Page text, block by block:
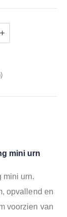
mini urn
mini urn.
opvallend en
voorzien van